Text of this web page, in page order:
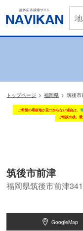
トップページ 福岡県 筑後市
ご希望の看板地が見つからない場合は、
ご相談の後、最
筑後市前津
福岡県筑後市前津341
GoogleMap